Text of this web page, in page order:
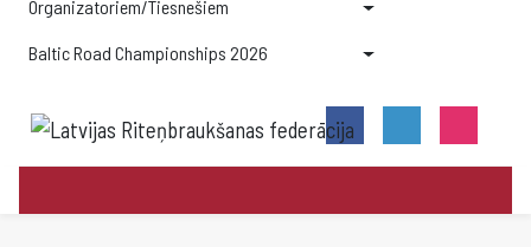
Organizatoriem/Tiesnešiem
Baltic Road Championships 2026